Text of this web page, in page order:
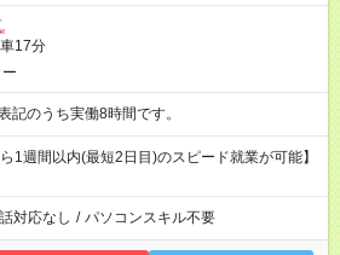
17分
～17:30 ※表記のうち実働8時間です。
1週間以内(最短2日目)のスピード就業が可能】
対応なし / パソコンスキル不要